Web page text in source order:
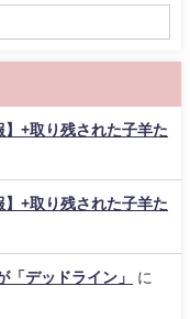
+取り残された子羊た
+取り残された子羊た
デッドライン」
に